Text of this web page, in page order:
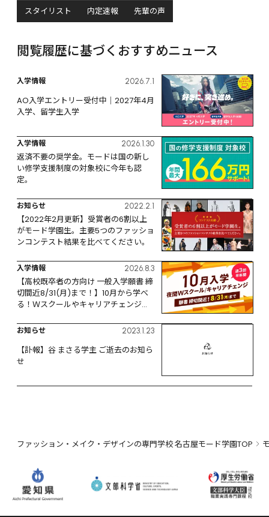
スタイリスト 内定速報 先輩の声
閲覧履歴に基づくおすすめニュース
入学情報 2026.7.1
AO入学エントリー受付中｜2027年4月
入学、留学生入学
入学情報 2026.1.30
返済不要の奨学金。モードは国の新し
い修学支援制度の対象校に今年も認
定。
お知らせ 2022.2.1
【2022年2月更新】受賞者の6割以上
がモード学園生。主要5つのファッショ
ンコンテスト結果を比べてください。
入学情報 2026.8.3
【高校既卒者の方向け 一般入学願書 締
切間近8/31(月)まで！】10月から学べ
る！Ｗスクールやキャリアチェンジな
お知らせ 2023.1.23
【訃報】谷 まさる学主 ご逝去のお知ら
せ
ファッション・メイク・デザインの専門学校 名古屋モード学園TOP